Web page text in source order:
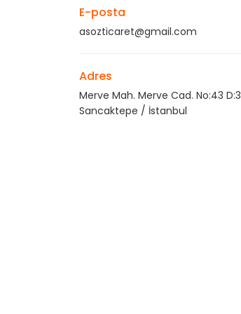
E-posta
asozticaret@gmail.com
Adres
Merve Mah. Merve Cad. No:43 D:3
Sancaktepe / İstanbul